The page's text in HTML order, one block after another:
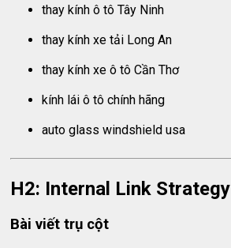
thay kính ô tô Tây Ninh
thay kính xe tải Long An
thay kính xe ô tô Cần Thơ
kính lái ô tô chính hãng
auto glass windshield usa
H2: Internal Link Strategy
Bài viết trụ cột